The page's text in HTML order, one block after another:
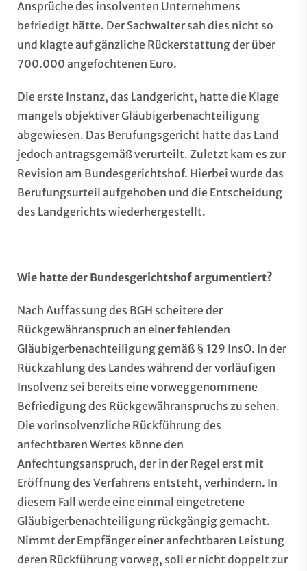
Ansprüche des insolventen Unternehmens
befriedigt hätte. Der Sachwalter sah dies nicht so
und klagte auf gänzliche Rückerstattung der über
700.000 angefochtenen Euro.
Die erste Instanz, das Landgericht, hatte die Klage
mangels objektiver Gläubigerbenachteiligung
abgewiesen. Das Berufungsgericht hatte das Land
jedoch antragsgemäß verurteilt. Zuletzt kam es zur
Revision am Bundesgerichtshof. Hierbei wurde das
Berufungsurteil aufgehoben und die Entscheidung
des Landgerichts wiederhergestellt.
Wie hatte der Bundesgerichtshof argumentiert?
Nach Auffassung des BGH scheitere der
Rückgewähranspruch an einer fehlenden
Gläubigerbenachteiligung gemäß § 129 InsO. In der
Rückzahlung des Landes während der vorläufigen
Insolvenz sei bereits eine vorweggenommene
Befriedigung des Rückgewähranspruchs zu sehen.
Die vorinsolvenzliche Rückführung des
anfechtbaren Wertes könne den
Anfechtungsanspruch, der in der Regel erst mit
Eröffnung des Verfahrens entsteht, verhindern. In
diesem Fall werde eine einmal eingetretene
Gläubigerbenachteiligung rückgängig gemacht.
Nimmt der Empfänger einer anfechtbaren Leistung
deren Rückführung vorweg, soll er nicht doppelt zur